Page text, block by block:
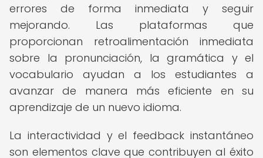
errores de forma inmediata y seguir
mejorando. Las plataformas que
proporcionan retroalimentación inmediata
sobre la pronunciación, la gramática y el
vocabulario ayudan a los estudiantes a
avanzar de manera más eficiente en su
aprendizaje de un nuevo idioma.
La interactividad y el feedback instantáneo
son elementos clave que contribuyen al éxito